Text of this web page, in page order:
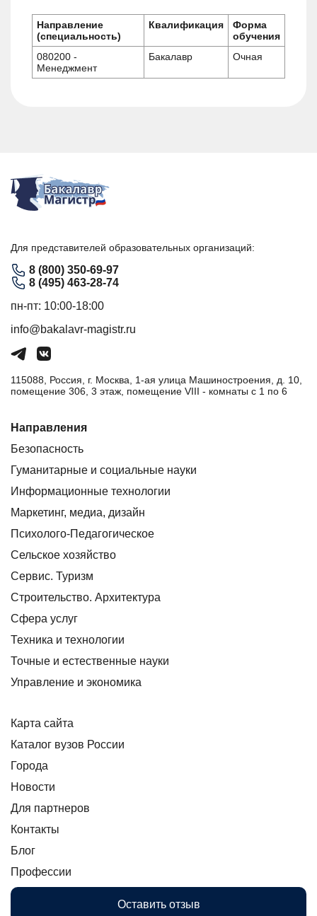
Направление
(специальность)
Квалификация
Форма
обучения
080200 -
Менеджмент
Бакалавр Очная
Для представителей образовательных организаций:
8 (800) 350-69-97
8 (495) 463-28-74
пн-пт: 10:00-18:00
info@bakalavr-magistr.ru
115088, Россия, г. Москва, 1-ая улица Машиностроения, д. 10,
помещение 306, 3 этаж, помещение VIII - комнаты с 1 по 6
Направления
Безопасность
Гуманитарные и социальные науки
Информационные технологии
Маркетинг, медиа, дизайн
Психолого-Педагогическое
Сельское хозяйство
Сервис. Туризм
Строительство. Архитектура
Сфера услуг
Техника и технологии
Точные и естественные науки
Управление и экономика
Карта сайта
Каталог вузов России
Города
Новости
Для партнеров
Контакты
Блог
Профессии
Оставить отзыв